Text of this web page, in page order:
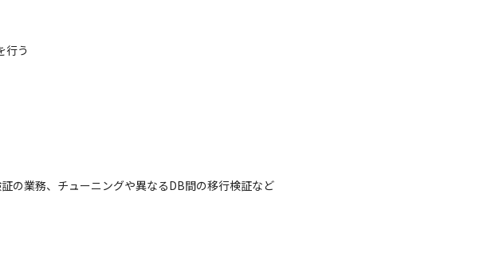
行う
の業務、チューニングや異なるDB間の移行検証など